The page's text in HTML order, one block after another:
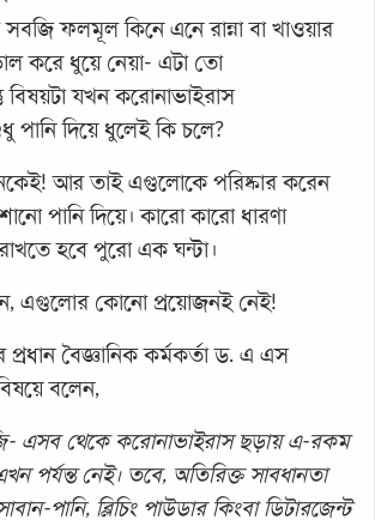
ফলমূল কিনে এনে রান্না বা খাওয়ার
করে ধুয়ে নেয়া- এটা তো
বিষয়টা যখন করোনাভাইরাস
দিয়ে ধুলেই কি চলে?
আর তাই এগুলোকে পরিষ্কার করেন
পানি দিয়ে। কারো কারো ধারণা
হবে পুরো এক ঘন্টা।
এগুলোর কোনো প্রয়োজনই নেই!
বৈজ্ঞানিক কর্মকর্তা ড. এ এস
বলেন,
এসব থেকে করোনাভাইরাস ছড়ায় এ-রকম
পর্যন্ত নেই। তবে, অতিরিক্ত সাবধানতা
পানি, ব্লিচিং পাউডার কিংবা ডিটারজেন্ট